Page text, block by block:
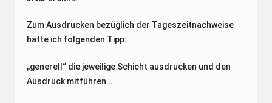
Zum Ausdrucken bezüglich der Tageszeitnachweise
hätte ich folgenden Tipp:
„generell“ die jeweilige Schicht ausdrucken und den
Ausdruck mitführen…